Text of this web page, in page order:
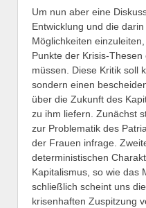
Um nun aber eine
Entwicklung und die
Möglichkeiten
Punkte der Krisis-
müssen. Diese Kritik soll
sondern einen
über die Zukunft des
zu ihm liefern. Zunächst
zur Problematik des
der Frauen infrage.
deterministischen
Kapitalismus, so wie das
schließlich scheint uns
krisenhaften Zuspitzung